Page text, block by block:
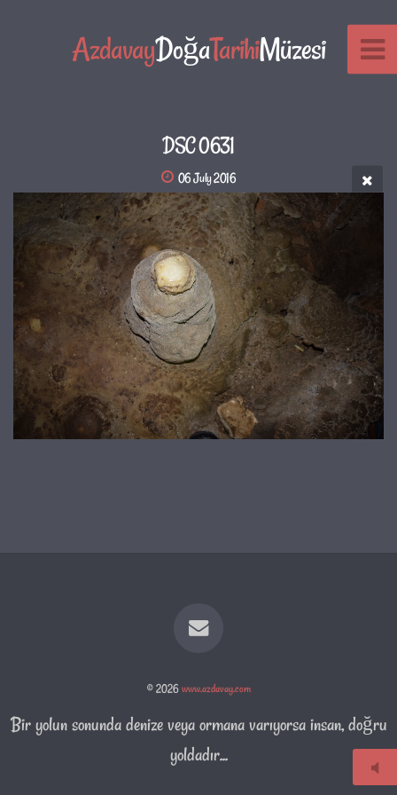
AzdavayDoğaTarihiMüzesi
DSC 0631
06 July 2016
© 2026www.azdavay.com
Bir yolun sonunda denize veya ormana varıyorsa insan, doğru
yoldadır...